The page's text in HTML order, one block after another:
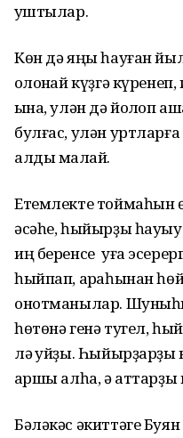
ҡуштылар.
Көн дә яңы һауған
ҡолонҡай күҙгә
ҡына, улән дә йолҡоп
булғас, улән
алды малҡай.
Етемлекте тоймаһын
әсәһе, һыйырҙы
иң беренсе уға
һыйпап, арҡаһынан
онотманылар. Шуныһы
һөтөнә генә тугел,
лә ҡуйҙы. Һыйырҙарҙы
ҡаршы алһа, ә аттарҙы
Бәләкәс әкиттәге